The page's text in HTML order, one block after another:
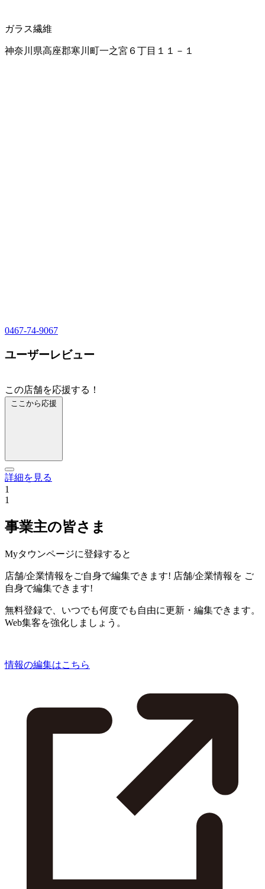
ガラス繊維
神奈川県高座郡寒川町一之宮６丁目１１－１
0467-74-9067
ユーザーレビュー
この店舗を応援する！
ここから応援
詳細を見る
1
1
事業主の皆さま
Myタウンページに登録すると
店舗/企業情報をご自身で編集できます! 店舗/企業情報を ご
自身で編集できます!
無料登録で、いつでも何度でも自由に更新・編集できます。
Web集客を強化しましょう。
情報の編集はこちら